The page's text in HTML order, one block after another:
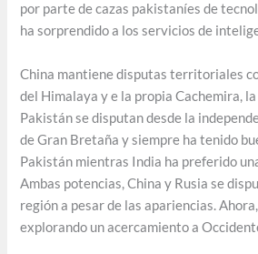
por parte de cazas pakistaníes de
ha sorprendido a los servicios de
China mantiene disputas territoriales
del Himalaya y e la propia Cachemira,
Pakistán se disputan desde la
de Gran Bretaña y siempre ha tenido
Pakistán mientras India ha preferido
Ambas potencias, China y Rusia se
región a pesar de las apariencias.
explorando un acercamiento a